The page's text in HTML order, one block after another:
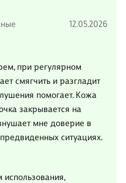
12.05.2026
при регулярном
смягчить и разгладит
помогает. Кожа
закрывается на
мне доверие в
ситуациях.